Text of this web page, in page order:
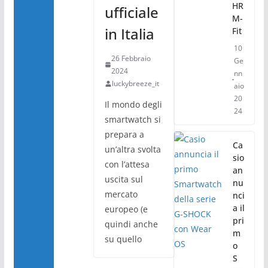
ufficiale
in Italia
26 Febbraio
2024
luckybreeze_it
Il mondo degli
smartwatch si
prepara a
un’altra svolta
con l’attesa
uscita sul
mercato
europeo (e
quindi anche
su quello
HR
M-
Fit
10
Ge
nn
aio
20
24
Ca
sio
an
nu
nci
a il
pri
m
o
S